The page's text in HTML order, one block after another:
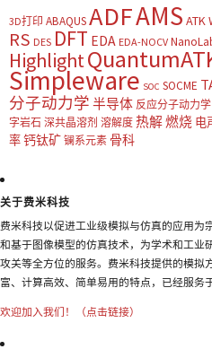
3D打印 ABAQUSADFAMS ATK
RS DES DFT EDA EDA-NOCV
Highlight
Simpleware SOC SOCME
分子动力学 半导体 反应分子动力学
字岩石 深共晶溶剂 溶解度 热解燃烧 电
率钙钛矿 镧系元素 骨科
关于费米科技
费米科技以促进工业级模拟与仿真的应用为
和基于图像模型的仿真技术，为学术和工业
攻关等全方位的服务。费米科技提供的模拟
富、计算高效、简单易用的特点，已经服务
欢迎加入我们！（点击链接）